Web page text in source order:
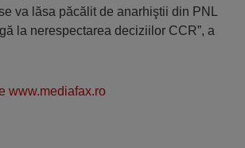
va lăsa păcălit de anarhiştii din PNL
la nerespectarea deciziilor CCR”, a
www.mediafax.ro